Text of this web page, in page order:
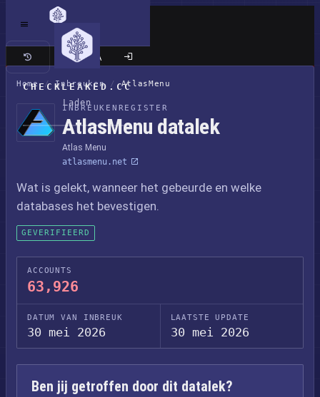
CHECKLEAKED.CC
Laden
Klassieke site
Home / Inbreuken / AtlasMenu
INBREUKENREGISTER
AtlasMenu datalek
Atlas Menu
atlasmenu.net
Wat is gelekt, wanneer het gebeurde en welke
databases het bevestigen.
GEVERIFIEERD
ACCOUNTS
63,926
DATUM VAN INBREUK
30 mei 2026
LAATSTE UPDATE
30 mei 2026
Ben jij getroffen door dit datalek?